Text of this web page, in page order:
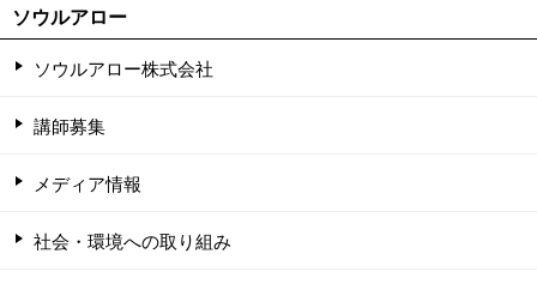
ソウルアロー
ソウルアロー株式会社
講師募集
メディア情報
社会・環境への取り組み